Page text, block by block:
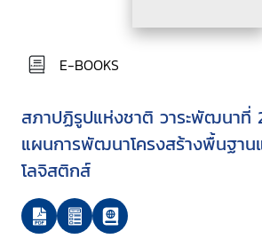
E-BOOKS
สภาปฏิรูปแห่งชาติ วาระพัฒนาที่
แผนการพัฒนาโครงสร้างพื้นฐาน
โลจิสติกส์